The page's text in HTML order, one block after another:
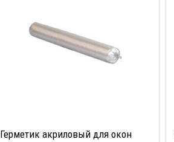
Герметик акриловый для окон